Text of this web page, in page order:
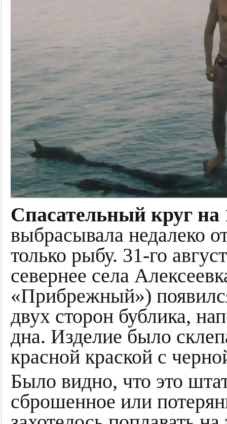
Спасательный круг на
выбрасывала недалеко
только рыбу. 31-го
севернее села
«Прибрежный»)
двух сторон бублика,
дна. Изделие было
красной краской с
Было видно, что это
сброшенное или